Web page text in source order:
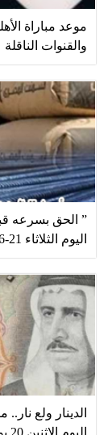
موعد مباراة
والقنوات الناقلة
” الحق بسرعه
اليوم الثلاثاء 21-6 بهذه المصانع بدون مشال
الدينار ولع